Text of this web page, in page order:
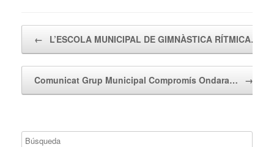
← L’ESCOLA MUNICIPAL DE GIMNÀSTICA RÍTMICA…
Comunicat Grup Municipal Compromís Ondara… →